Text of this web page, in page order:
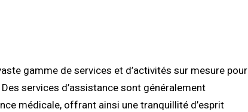
gamme de services et d’activités sur mesure pour
services d’assistance sont généralement
médicale, offrant ainsi une tranquillité d’esprit